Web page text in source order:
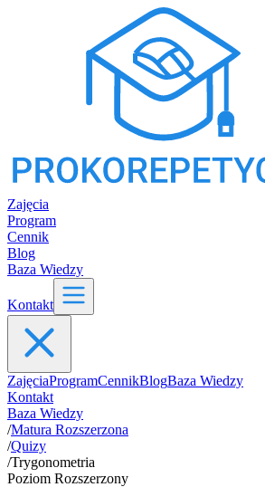
Zajęcia
Program
Cennik
Blog
Baza Wiedzy
Kontakt
ZajęciaProgramCennikBlogBaza Wiedzy
Kontakt
Baza Wiedzy
/Matura Rozszerzona
/Quizy
/Trygonometria
Poziom Rozszerzony